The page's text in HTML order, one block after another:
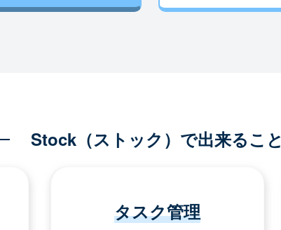
Stock（ストック）で出来ること
タスク管理